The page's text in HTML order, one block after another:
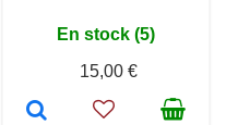
En stock (5)
15,00 €